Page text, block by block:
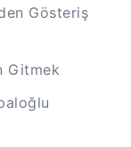
Gösteriş
Gitmek